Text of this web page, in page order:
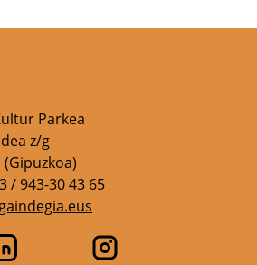
Parkea
z/g
/ 943-30 43 65